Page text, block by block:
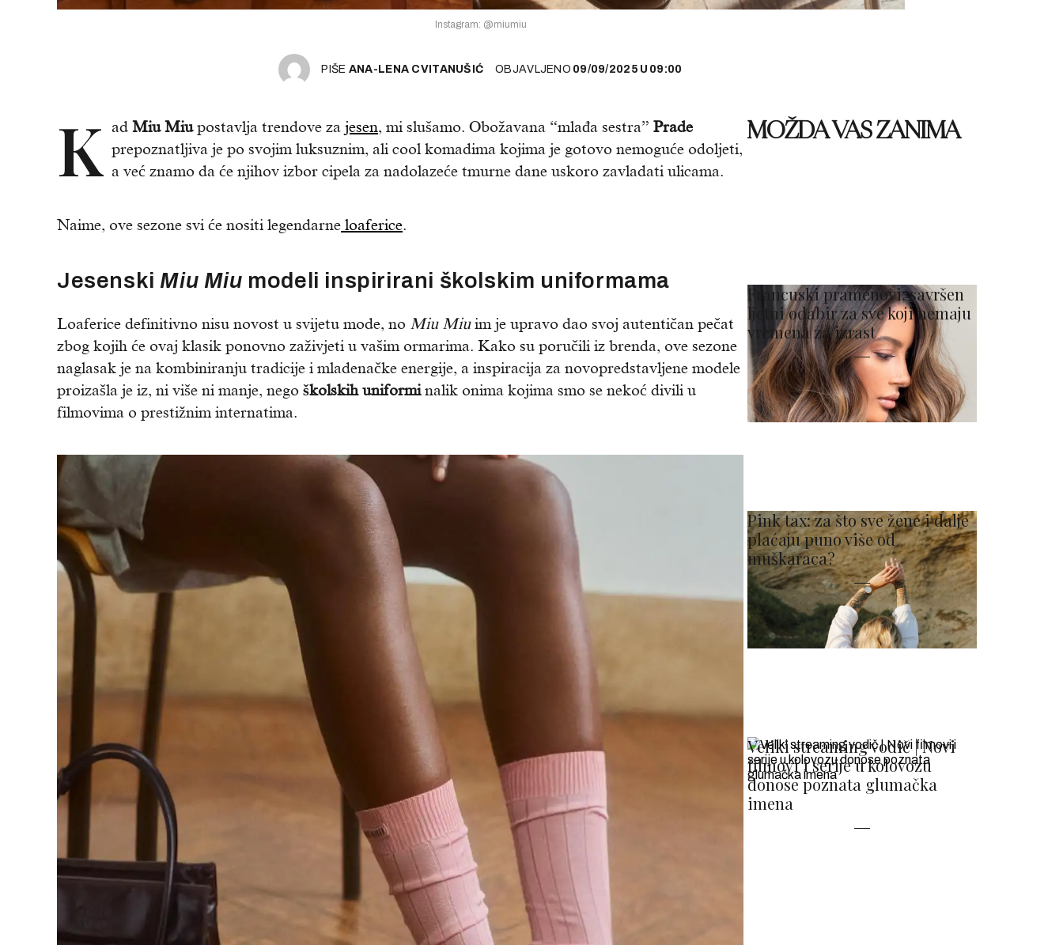
Instagram: @miumiu
PIŠE ANA-LENA CVITANUŠIĆ OBJAVLJENO 09/09/2025 U 09:00
K ad Miu Miupostavlja trendove za jesen, mi slušamo. Obožavana “mlađa sestra” Prade
prepoznatljiva je po svojim luksuznim, ali cool komadima kojima je gotovo nemoguće odoljeti,
a već znamo da će njihov izbor cipela za nadolazeće tmurne dane uskoro zavladati ulicama.
Naime, ove sezone svi će nositi legendarne loaferice.
Jesenski Miu Miu modeli inspirirani školskim uniformama
Loaferice definitivno nisu novost u svijetu mode, no Miu Miuim je upravo dao svoj autentičan pečat
zbog kojih će ovaj klasik ponovno zaživjeti u vašim ormarima. Kako su poručili iz brenda, ove sezone
naglasak je na kombiniranju tradicije i mladenačke energije, a inspiracija za novopredstavljene modele
proizašla je iz, ni više ni manje, nego školskih uniforminalik onima kojima smo se nekoć divili u
filmovima o prestižnim internatima.
MOŽDA VAS ZANIMA
Francuski pramenovi: savršen
ljetni odabir za sve koji nemaju
vremena za izrast
Pink tax: za što sve žene i dalje
plaćaju puno više od
muškaraca?
Veliki streaming vodič | Novi
filmovi i serije u kolovozu
donose poznata glumačka
imena